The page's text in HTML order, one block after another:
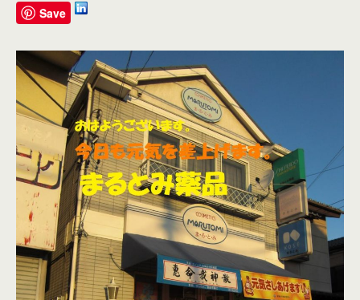
Save